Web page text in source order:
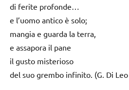
di ferite profonde…
e l’uomo antico è solo;
mangia e guarda la terra,
e assapora il pane
il gusto misterioso
del suo grembo infinito. (G. Di Leo